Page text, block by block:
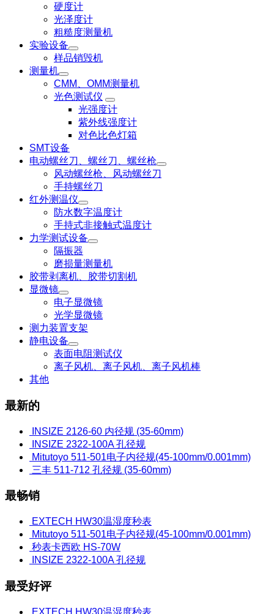
硬度计
光泽度计
粗糙度测量机
实验设备
样品销毁机
测量机
CMM、OMM测量机
光色测试仪
光强度计
紫外线强度计
对色比色灯箱
SMT设备
电动螺丝刀、螺丝刀、螺丝枪
风动螺丝枪、风动螺丝刀
手持螺丝刀
红外测温仪
防水数字温度计
手持式非接触式温度计
力学测试设备
隔振器
磨损量测量机
胶带剥离机、胶带切割机
显微镜
电子显微镜
光学显微镜
测力装置支架
静电设备
表面电阻测试仪
离子风机、离子风机、离子风机棒
其他
最新的
INSIZE 2126-60 内径规 (35-60mm)
INSIZE 2322-100A 孔径规
Mitutoyo 511-501电子内径规(45-100mm/0.001mm)
三丰 511-712 孔径规 (35-60mm)
最畅销
EXTECH HW30温湿度秒表
Mitutoyo 511-501电子内径规(45-100mm/0.001mm)
秒表卡西欧 HS-70W
INSIZE 2322-100A 孔径规
最受好评
EXTECH HW30温湿度秒表